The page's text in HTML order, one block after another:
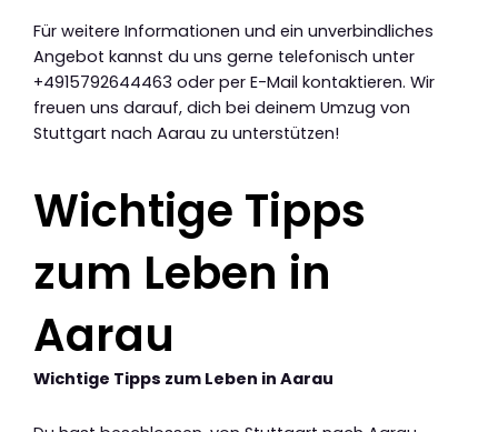
Für weitere Informationen und ein unverbindliches
Angebot kannst du uns gerne telefonisch unter
+4915792644463 oder per E-Mail kontaktieren. Wir
freuen uns darauf, dich bei deinem Umzug von
Stuttgart nach Aarau zu unterstützen!
Wichtige Tipps
zum Leben in
Aarau
Wichtige Tipps zum Leben in Aarau